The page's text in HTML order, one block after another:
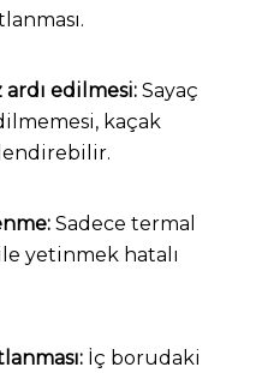
edilmesi:Sayaç
kaçak
Sadece termal
yetinmek hatalı
İç borudaki